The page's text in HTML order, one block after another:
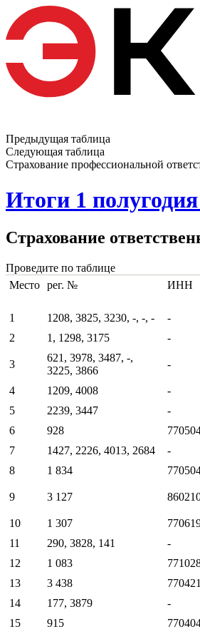
Предыдущая таблица
Следующая таблица
Страхование профессиональной
Итоги 1
Страхование
Проведите по таблице
Место рег. № ИНН
1
1208, 3825, 3230, -, -, - -
2
1, 1298, 3175 -
3
621, 3978, 3487, -,
3225, 3866
-
4 1209, 4008 -
5
2239, 3447 -
6
928
7
1427, 2226, 4013, 2684 -
8
1 834
9 3 127
10 1 307
11
290, 3828, 141 -
12
1 083
13
3 438
14
177, 3879 -
15
915